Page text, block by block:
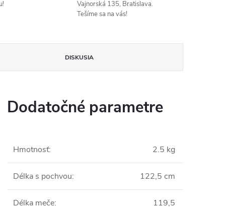
Vajnorská 135, Bratislava.
Tešíme sa na vás!
DISKUSIA
Dodatočné parametre
Hmotnosť: 2.5 kg
Délka s pochvou: 122,5 cm
Délka meče: 119,5